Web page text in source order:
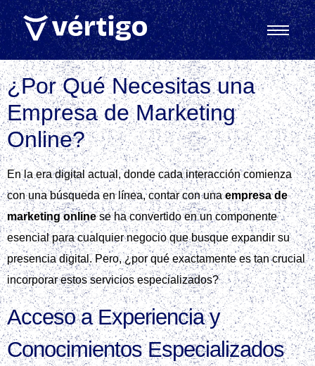
¿Por Qué Necesitas una
Empresa de Marketing
Online?
En la era digital actual, donde cada interacción comienza
con una búsqueda en línea, contar con unaempresa de
marketing onlinese ha convertido en un componente
esencial para cualquier negocio que busque expandir su
presencia digital. Pero, ¿por qué exactamente es tan crucial
incorporar estos servicios especializados?
Acceso a Experiencia y
Conocimientos Especializados